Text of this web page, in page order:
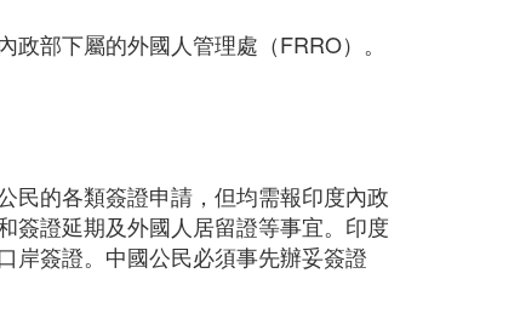
部下屬的外國人管理處（FRRO）。
民的各類簽證申請，但均需報印度內政
簽證延期及外國人居留證等事宜。印度
岸簽證。中國公民必須事先辦妥簽證